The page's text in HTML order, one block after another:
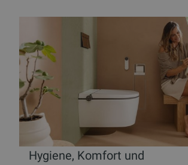
Hygiene, Komfort und